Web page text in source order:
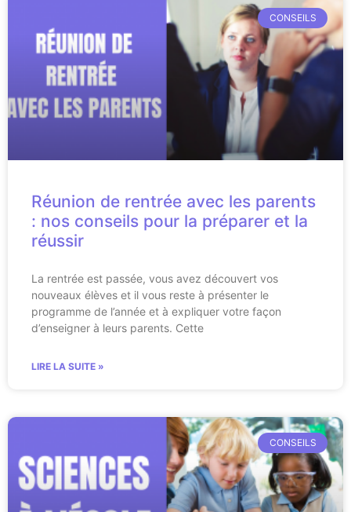
CONSEILS
Réunion de rentrée avec les parents
: nos conseils pour la préparer et la
réussir
La rentrée est passée, vous avez découvert vos
nouveaux élèves et il vous reste à présenter le
programme de l’année et à expliquer votre façon
d’enseigner à leurs parents. Cette
LIRE LA SUITE »
CONSEILS